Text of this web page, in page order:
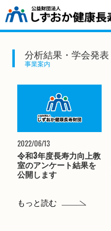
分析結果・学会発表
事業案内
2022/06/13
令和3年度長寿力向上教
室のアンケート結果を
公開します
もっと読む